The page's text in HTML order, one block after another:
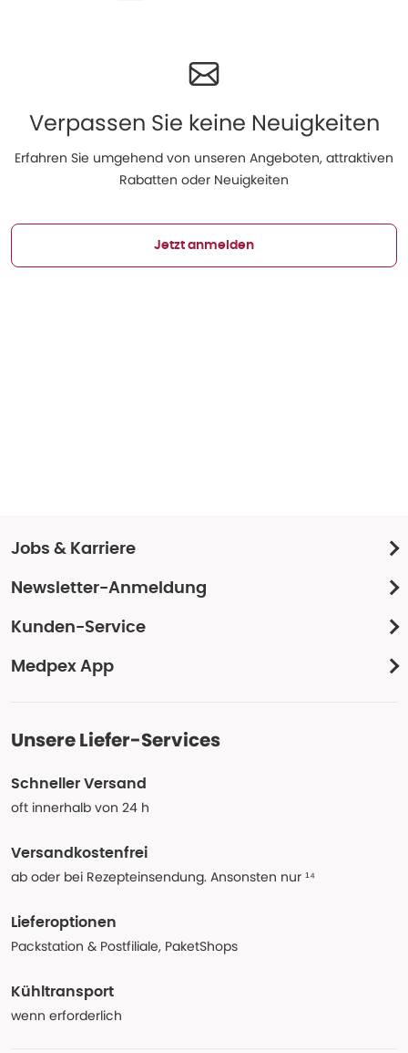
Verpassen Sie keine Neuigkeiten
Erfahren Sie umgehend von unseren Angeboten, attraktiven
Rabatten oder Neuigkeiten
Jetzt anmelden
Jobs & Karriere
Newsletter-Anmeldung
Kunden-Service
Medpex App
Unsere Liefer-Services
Schneller Versand
oft innerhalb von 24 h
Versandkostenfrei
ab oder bei Rezepteinsendung. Ansonsten nur ¹⁴
Lieferoptionen
Packstation & Postfiliale, PaketShops
Kühltransport
wenn erforderlich